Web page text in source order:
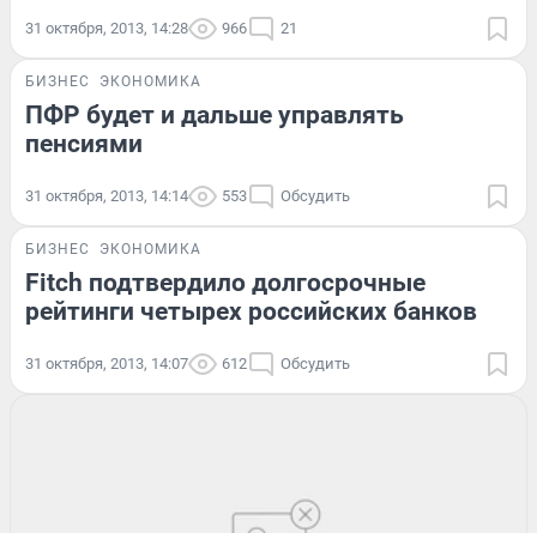
31 октября, 2013, 14:28 966 21
БИЗНЕС ЭКОНОМИКА
ПФР будет и дальше управлять
пенсиями
31 октября, 2013, 14:14 553 Обсудить
БИЗНЕС ЭКОНОМИКА
Fitch подтвердило долгосрочные
рейтинги четырех российских банков
31 октября, 2013, 14:07 612 Обсудить